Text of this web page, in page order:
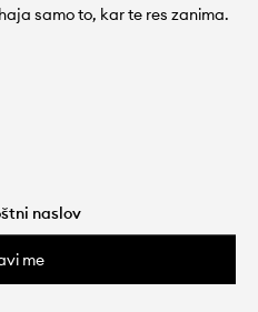
samo to, kar te res zanima.
me